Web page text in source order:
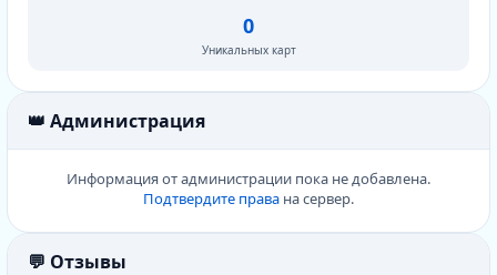
0
Уникальных карт
👑 Администрация
Информация от администрации пока не добавлена.
Подтвердите права на сервер.
💬 Отзывы